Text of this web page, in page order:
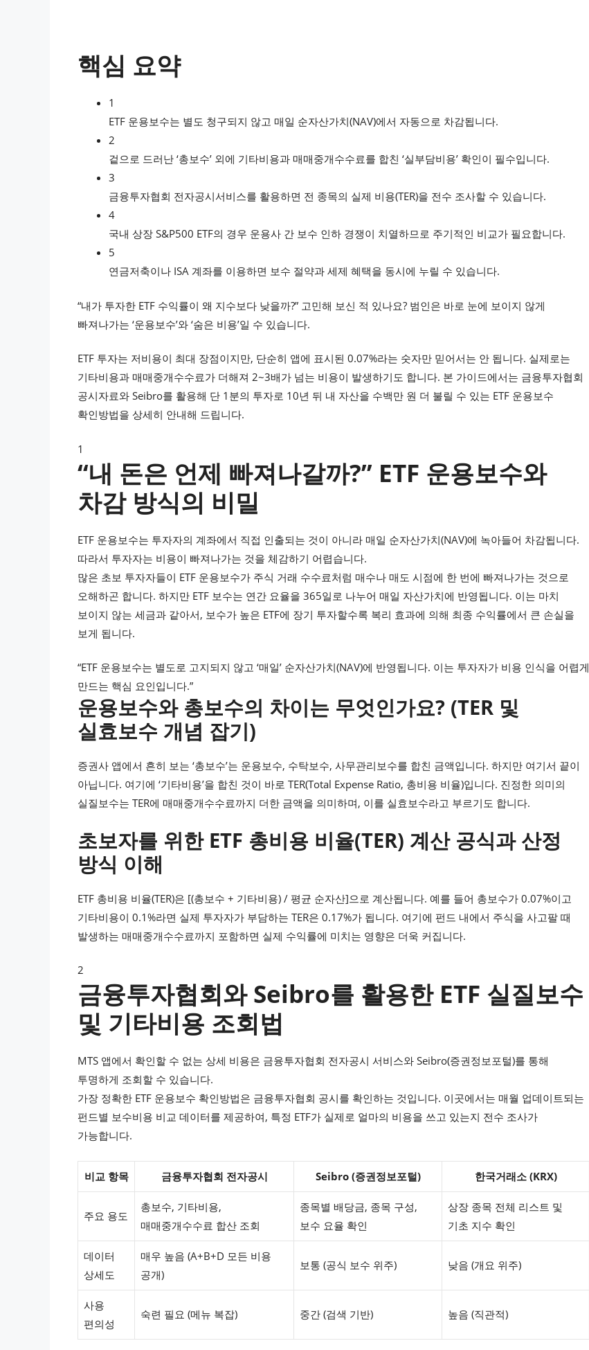
핵심 요약
1
ETF 운용보수는 별도 청구되지 않고 매일 순자산가치(NAV)에서 자동으로 차감됩니다.
2
겉으로 드러난 ‘총보수’ 외에 기타비용과 매매중개수수료를 합친 ‘실부담비용’ 확인이 필수입니다.
3
금융투자협회 전자공시서비스를 활용하면 전 종목의 실제 비용(TER)을 전수 조사할 수 있습니다.
4
국내 상장 S&P500 ETF의 경우 운용사 간 보수 인하 경쟁이 치열하므로 주기적인 비교가 필요합니다.
5
연금저축이나 ISA 계좌를 이용하면 보수 절약과 세제 혜택을 동시에 누릴 수 있습니다.
“내가 투자한 ETF 수익률이 왜 지수보다 낮을까?” 고민해 보신 적 있나요? 범인은 바로 눈에 보이지 않게
빠져나가는 ‘운용보수’와 ‘숨은 비용’일 수 있습니다.
ETF 투자는 저비용이 최대 장점이지만, 단순히 앱에 표시된 0.07%라는 숫자만 믿어서는 안 됩니다. 실제로는
기타비용과 매매중개수수료가 더해져 2~3배가 넘는 비용이 발생하기도 합니다. 본 가이드에서는 금융투자협회
공시자료와 Seibro를 활용해 단 1분의 투자로 10년 뒤 내 자산을 수백만 원 더 불릴 수 있는 ETF 운용보수
확인방법을 상세히 안내해 드립니다.
1
“내 돈은 언제 빠져나갈까?” ETF 운용보수와
차감 방식의 비밀
ETF 운용보수는 투자자의 계좌에서 직접 인출되는 것이 아니라 매일 순자산가치(NAV)에 녹아들어 차감됩니다.
따라서 투자자는 비용이 빠져나가는 것을 체감하기 어렵습니다.
많은 초보 투자자들이 ETF 운용보수가 주식 거래 수수료처럼 매수나 매도 시점에 한 번에 빠져나가는 것으로
오해하곤 합니다. 하지만 ETF 보수는 연간 요율을 365일로 나누어 매일 자산가치에 반영됩니다. 이는 마치
보이지 않는 세금과 같아서, 보수가 높은 ETF에 장기 투자할수록 복리 효과에 의해 최종 수익률에서 큰 손실을
보게 됩니다.
“ETF 운용보수는 별도로 고지되지 않고 ‘매일’ 순자산가치(NAV)에 반영됩니다. 이는 투자자가 비용 인식을 어렵게
만드는 핵심 요인입니다.”
운용보수와 총보수의 차이는 무엇인가요? (TER 및
실효보수 개념 잡기)
증권사 앱에서 흔히 보는 ‘총보수’는 운용보수, 수탁보수, 사무관리보수를 합친 금액입니다. 하지만 여기서 끝이
아닙니다. 여기에 ‘기타비용’을 합친 것이 바로 TER(Total Expense Ratio, 총비용 비율)입니다. 진정한 의미의
실질보수는 TER에 매매중개수수료까지 더한 금액을 의미하며, 이를 실효보수라고 부르기도 합니다.
초보자를 위한 ETF 총비용 비율(TER) 계산 공식과 산정
방식 이해
ETF 총비용 비율(TER)은 [(총보수 + 기타비용) / 평균 순자산]으로 계산됩니다. 예를 들어 총보수가 0.07%이고
기타비용이 0.1%라면 실제 투자자가 부담하는 TER은 0.17%가 됩니다. 여기에 펀드 내에서 주식을 사고팔 때
발생하는 매매중개수수료까지 포함하면 실제 수익률에 미치는 영향은 더욱 커집니다.
2
금융투자협회와 Seibro를 활용한 ETF 실질보수
및 기타비용 조회법
MTS 앱에서 확인할 수 없는 상세 비용은 금융투자협회 전자공시 서비스와 Seibro(증권정보포털)를 통해
투명하게 조회할 수 있습니다.
가장 정확한 ETF 운용보수 확인방법은 금융투자협회 공시를 확인하는 것입니다. 이곳에서는 매월 업데이트되는
펀드별 보수비용 비교 데이터를 제공하여, 특정 ETF가 실제로 얼마의 비용을 쓰고 있는지 전수 조사가
가능합니다.
비교 항목 금융투자협회 전자공시 Seibro (증권정보포털) 한국거래소 (KRX)
주요 용도
총보수, 기타비용,
매매중개수수료 합산 조회
종목별 배당금, 종목 구성,
보수 요율 확인
상장 종목 전체 리스트 및
기초 지수 확인
데이터
상세도
매우 높음 (A+B+D 모든 비용
공개)
보통 (공식 보수 위주) 낮음 (개요 위주)
사용
편의성
숙련 필요 (메뉴 복잡) 중간 (검색 기반) 높음 (직관적)